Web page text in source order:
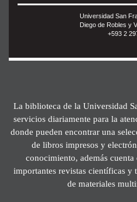
Universidad San
Diego de Robles y
+593 2
La biblioteca de la Universidad
servicios diariamente para la
donde pueden encontrar una
de libros impresos y
conocimiento, además
importantes revistas científicas y
de materiales